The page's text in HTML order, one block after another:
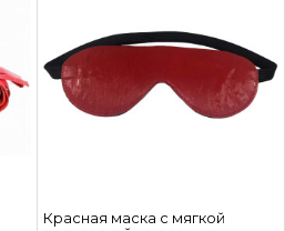
Красная маска с мягкой